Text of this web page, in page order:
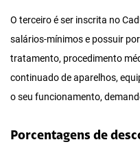
O terceiro é ser inscrita no
salários-mínimos e possuir
tratamento, procedimento
continuado de aparelhos,
o seu funcionamento,
Porcentagens de